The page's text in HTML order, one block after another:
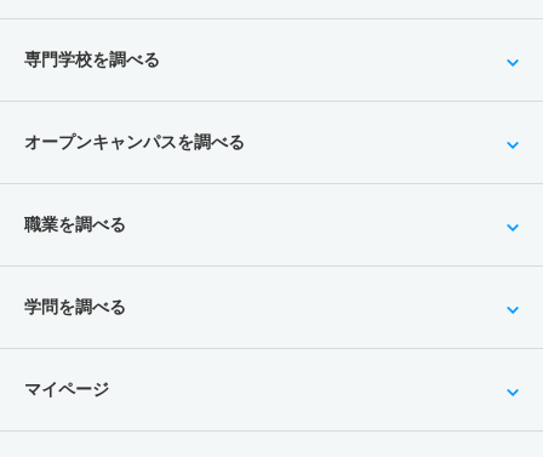
専門学校を調べる
オープンキャンパスを調べる
職業を調べる
学問を調べる
マイページ